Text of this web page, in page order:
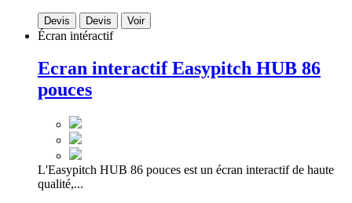
Devis Devis Voir
Écran intéractif
Ecran interactif Easypitch HUB 86
pouces
L'Easypitch HUB 86 pouces est un écran interactif de haute
qualité,...